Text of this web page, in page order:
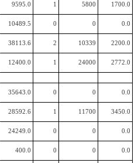
9595.0 1 5800 1700.0
10489.5 0 0 0.0
38113.6 2 10339 2200.0
12400.0 1 24000 2772.0
35643.0 0 0 0.0
28592.6 1 11700 3450.0
24249.0 0 0 0.0
400.0 0 0 0.0